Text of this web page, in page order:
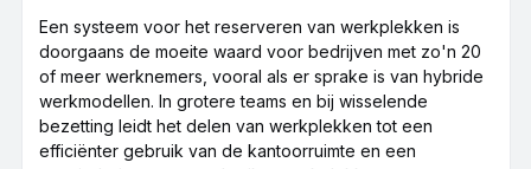
Een systeem voor het reserveren van werkplekken is
doorgaans de moeite waard voor bedrijven met zo'n 20
of meer werknemers, vooral als er sprake is van hybride
werkmodellen. In grotere teams en bij wisselende
bezetting leidt het delen van werkplekken tot een
efficiënter gebruik van de kantoorruimte en een